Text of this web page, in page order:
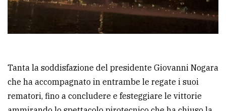
Tanta la soddisfazione del presidente Giovanni Nogara
che ha accompagnato in entrambe le regate i suoi
rematori, fino a concludere e festeggiare le vittorie